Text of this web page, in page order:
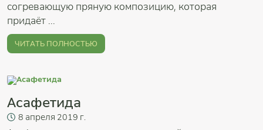
согревающую пряную композицию, которая
придаёт ...
ЧИТАТЬ ПОЛНОСТЬЮ
Асафетида
8 апреля 2019 г.